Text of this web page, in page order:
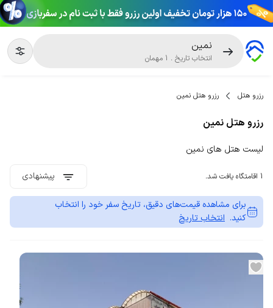
نمین
انتخاب تاریخ .
1 مهمان
رزرو هتل رزرو هتل نمین
رزرو هتل نمین
لیست هتل های نمین
1 اقامتگاه یافت شد. پیشنهادی
برای مشاهده قیمت‌های دقیق، تاریخ سفر خود را انتخاب
کنید. انتخاب تاریخ